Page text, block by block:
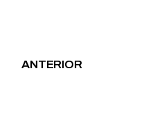
ANTERIOR